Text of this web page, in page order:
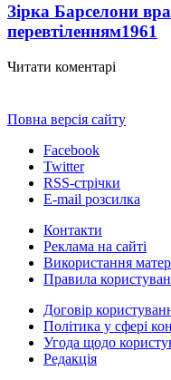
Зірка Барселони
перевтіленням1961
Читати коментарі
Повна версія сайту
Facebook
Twitter
RSS-стрічки
E-mail розсилка
Контакти
Реклама на сайті
Використання
Правила
Договір
Політика у сфері
Угода щодо
Редакція